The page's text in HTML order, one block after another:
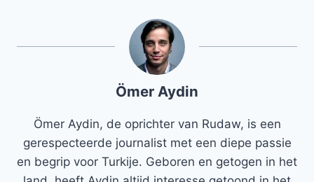
Ömer Aydin
Ömer Aydin, de oprichter van Rudaw, is een
gerespecteerde journalist met een diepe passie
en begrip voor Turkije. Geboren en getogen in het